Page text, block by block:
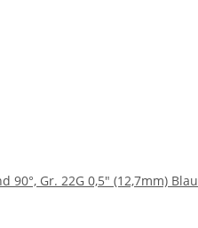
90°, Gr. 22G 0,5" (12,7mm) Blau